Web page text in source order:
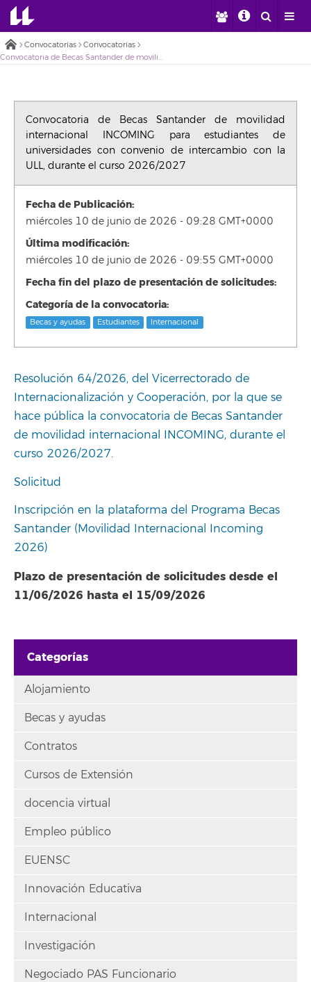
Convocatorias
Convocatorias
Convocatoria de Becas Santander de movilidad internacional INCOMING para estudiantes de universidades con convenio de intercambio con la ULL, durante el curso 2026/2027
Convocatoria de Becas Santander de movilidad
internacional INCOMING para estudiantes de
universidades con convenio de intercambio con la
ULL, durante el curso 2026/2027
Fecha de Publicación:
miércoles 10 de junio de 2026 - 09:28 GMT+0000
Última modificación:
miércoles 10 de junio de 2026 - 09:55 GMT+0000
Fecha fin del plazo de presentación de solicitudes:
Categoría de la convocatoria:
Becas y ayudas Estudiantes Internacional
Resolución 64/2026, del Vicerrectorado de
Internacionalización y Cooperación, por la que se
hace pública la convocatoria de Becas Santander
de movilidad internacional INCOMING, durante el
curso 2026/2027.
Solicitud
Inscripción en la plataforma del Programa Becas
Santander (Movilidad Internacional Incoming
2026)
Plazo de presentación de solicitudes desde el
11/06/2026 hasta el 15/09/2026
Categorías
Alojamiento
Becas y ayudas
Contratos
Cursos de Extensión
docencia virtual
Empleo público
EUENSC
Innovación Educativa
Internacional
Investigación
Negociado PAS Funcionario